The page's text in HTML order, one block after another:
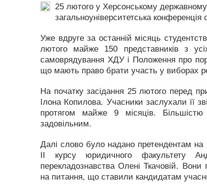
25 лютого у Херсонському державному
загальноуніверситетська конференція
Уже вдруге за останній місяць
лютого майже 150 представників з
самоврядування ХДУ і Положення про
що мають право брати участь у виборах
На початку засідання 25 лютого перед
Ілона Копилова. Учасники заслухали її
протягом майже 9 місяців. Більшістю
задовільним.
Далі слово було надано претендентам
ІІ курсу юридичного факультету
перекладознавства Олені Ткачовій. Вони
на питання, що ставили кандидатам